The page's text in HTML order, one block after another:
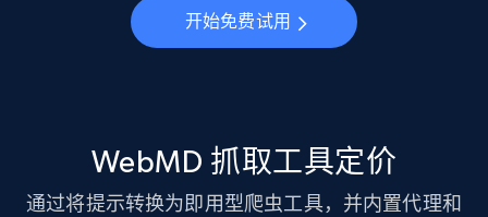
Account, Fbid, ID, Followers, Posts count, Is
business account, Is professional account, Is
开始免费试用
WebMD 抓取工具定价
通过将提示转换为即用型爬虫工具，并内置代理和